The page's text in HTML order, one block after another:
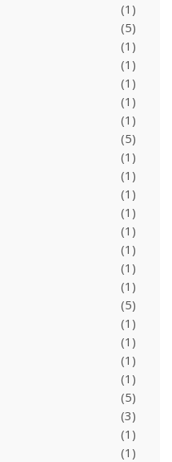
(1)
(5)
(1)
(1)
(1)
(1)
(1)
(5)
(1)
(1)
(1)
(1)
(1)
(1)
(1)
(1)
(5)
(1)
(1)
(1)
(1)
(5)
(3)
(1)
(1)